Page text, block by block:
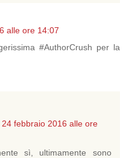
alle ore 14:07
#AuthorCrush per la
24 febbraio 2016 alle ore
sì, ultimamente sono